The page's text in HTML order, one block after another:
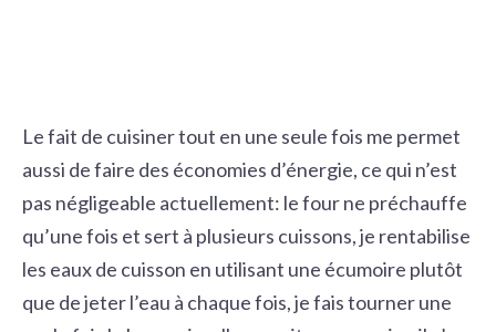
Le fait de cuisiner tout en une seule fois me permet
aussi de faire des économies d’énergie, ce qui n’est
pas négligeable actuellement: le four ne préchauffe
qu’une fois et sert à plusieurs cuissons, je rentabilise
les eaux de cuisson en utilisant une écumoire plutôt
que de jeter l’eau à chaque fois, je fais tourner une